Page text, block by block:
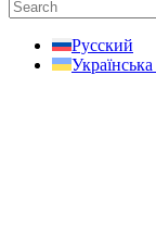
Русский
Українська